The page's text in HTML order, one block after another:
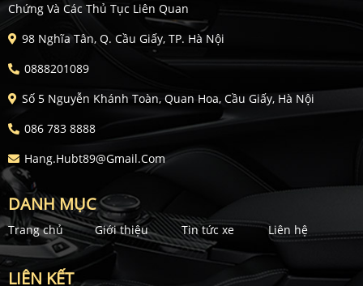
Chứng Và Các Thủ Tục Liên Quan
98 Nghĩa Tân, Q. Cầu Giấy, TP. Hà Nội
0888201089
Số 5 Nguyễn Khánh Toàn, Quan Hoa, Cầu Giấy, Hà Nội
086 783 8888
Hang.hubt89@gmail.com
DANH MỤC
Trang chủ Giới thiệu Tin tức xe Liên hệ
LIÊN KẾT